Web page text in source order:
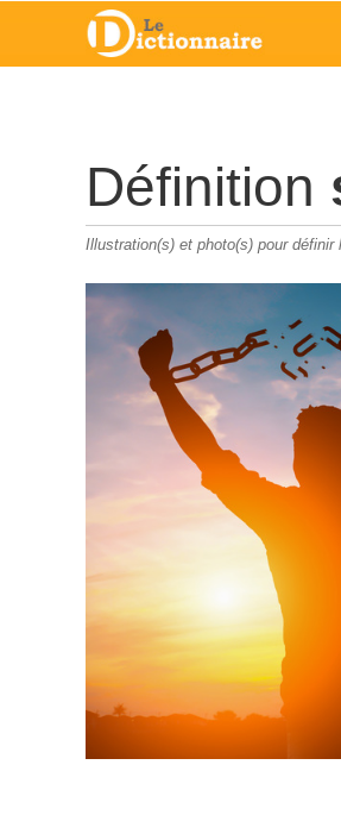
Définition
Illustration(s) et photo(s) pour définir